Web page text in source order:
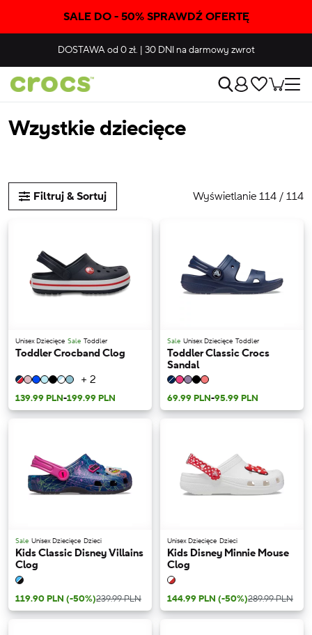
SALE DO - 50% SPRAWDŹ OFERTĘ
DOSTAWAod 0 zł. | 30 DNIna darmowy zwrot
Wzystkie dziecięce
Filtruj & Sortuj Wyświetlanie 114 / 114
Unisex Dziecięce Sale Toddler
Toddler Crocband Clog
+ 2
139.99 PLN-199.99 PLN
Sale Unisex Dziecięce Toddler
Toddler Classic Crocs
Sandal
69.99 PLN-95.99 PLN
Sale Unisex Dziecięce Dzieci
Kids Classic Disney Villains
Clog
119.90 PLN (-50%)239.99 PLN
Unisex Dziecięce Dzieci
Kids Disney Minnie Mouse
Clog
144.99 PLN (-50%)289.99 PLN